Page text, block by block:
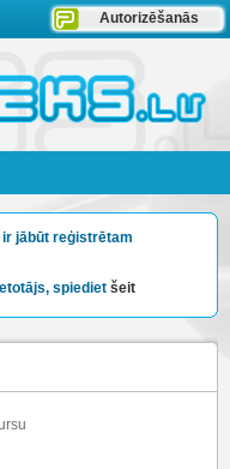
Autorizēšanās
jābūt reģistrētam
spiediet šeit